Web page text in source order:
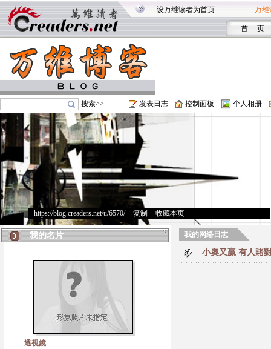
设万维读者为首页 万维
首 页
搜索>> 发表日志 控制面板 个人相册
https://blog.creaders.net/u/6570/> 复制 收藏本页
我的名片
透視鏡
我的网络日志
小奧又贏 有人賭